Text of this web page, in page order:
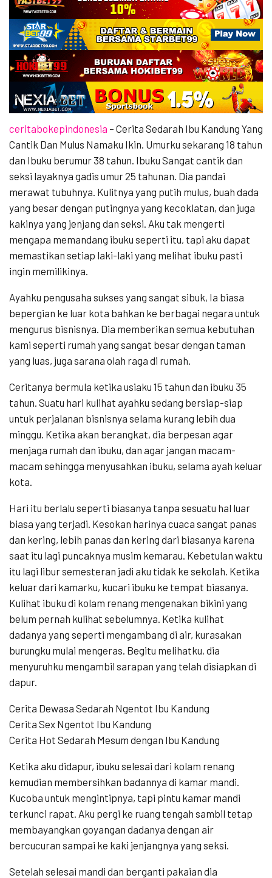
ceritabokepindonesia – Cerita Sedarah Ibu Kandung Yang
Cantik Dan Mulus Namaku Ikin. Umurku sekarang 18 tahun
dan Ibuku berumur 38 tahun. Ibuku Sangat cantik dan
seksi layaknya gadis umur 25 tahunan. Dia pandai
merawat tubuhnya. Kulitnya yang putih mulus, buah dada
yang besar dengan putingnya yang kecoklatan, dan juga
kakinya yang jenjang dan seksi. Aku tak mengerti
mengapa memandang ibuku seperti itu, tapi aku dapat
memastikan setiap laki-laki yang melihat ibuku pasti
ingin memilikinya.
Ayahku pengusaha sukses yang sangat sibuk, Ia biasa
bepergian ke luar kota bahkan ke berbagai negara untuk
mengurus bisnisnya. Dia memberikan semua kebutuhan
kami seperti rumah yang sangat besar dengan taman
yang luas, juga sarana olah raga di rumah.
Ceritanya bermula ketika usiaku 15 tahun dan ibuku 35
tahun. Suatu hari kulihat ayahku sedang bersiap-siap
untuk perjalanan bisnisnya selama kurang lebih dua
minggu. Ketika akan berangkat, dia berpesan agar
menjaga rumah dan ibuku, dan agar jangan macam-
macam sehingga menyusahkan ibuku, selama ayah keluar
kota.
Hari itu berlalu seperti biasanya tanpa sesuatu hal luar
biasa yang terjadi. Kesokan harinya cuaca sangat panas
dan kering, lebih panas dan kering dari biasanya karena
saat itu lagi puncaknya musim kemarau. Kebetulan waktu
itu lagi libur semesteran jadi aku tidak ke sekolah. Ketika
keluar dari kamarku, kucari ibuku ke tempat biasanya.
Kulihat ibuku di kolam renang mengenakan bikini yang
belum pernah kulihat sebelumnya. Ketika kulihat
dadanya yang seperti mengambang di air, kurasakan
burungku mulai mengeras. Begitu melihatku, dia
menyuruhku mengambil sarapan yang telah disiapkan di
dapur.
Cerita Dewasa Sedarah Ngentot Ibu Kandung
Cerita Sex Ngentot Ibu Kandung
Cerita Hot Sedarah Mesum dengan Ibu Kandung
Ketika aku didapur, ibuku selesai dari kolam renang
kemudian membersihkan badannya di kamar mandi.
Kucoba untuk mengintipnya, tapi pintu kamar mandi
terkunci rapat. Aku pergi ke ruang tengah sambil tetap
membayangkan goyangan dadanya dengan air
bercucuran sampai ke kaki jenjangnya yang seksi.
Setelah selesai mandi dan berganti pakaian dia